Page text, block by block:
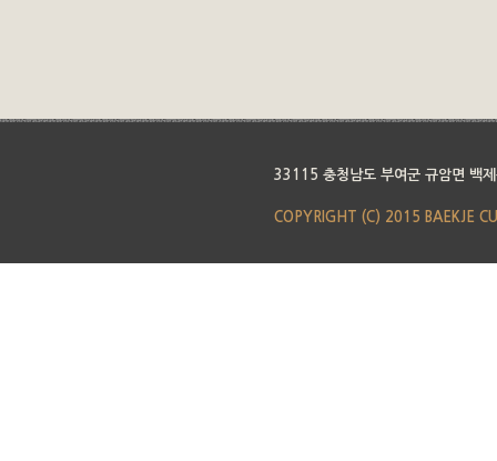
33115 충청남도 부여군 규암면 백
COPYRIGHT (C) 2015 BAEKJE